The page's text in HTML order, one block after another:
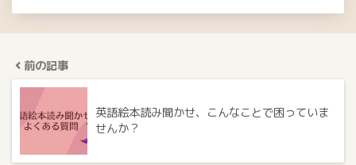
前の記事
英語絵本読み聞かせ、こんなことで困っていま
せんか？